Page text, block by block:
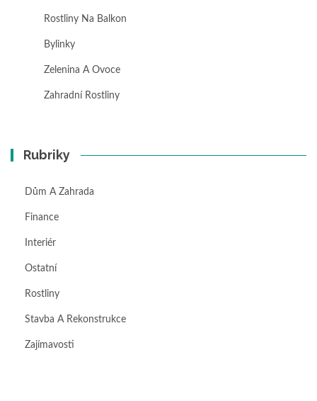
Rostliny Na Balkon
Bylinky
Zelenina A Ovoce
Zahradní Rostliny
Rubriky
Dům A Zahrada
Finance
Interiér
Ostatní
Rostliny
Stavba A Rekonstrukce
Zajímavosti